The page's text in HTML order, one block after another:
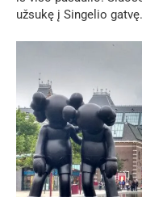
užsukę į Singelio gatvę.